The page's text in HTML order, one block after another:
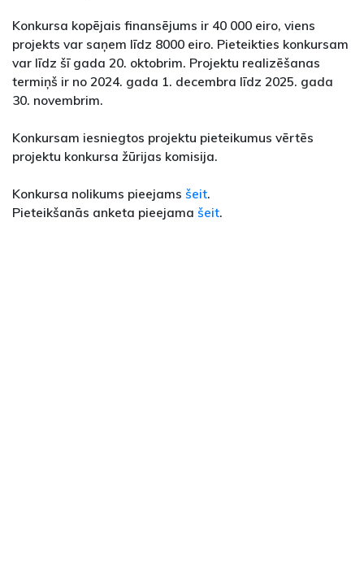
Konkursa kopējais finansējums ir 40 000 eiro, viens
projekts var saņem līdz 8000 eiro. Pieteikties konkursam
var līdz šī gada 20. oktobrim. Projektu realizēšanas
termiņš ir no 2024. gada 1. decembra līdz 2025. gada
30. novembrim.
Konkursam iesniegtos projektu pieteikumus vērtēs
projektu konkursa žūrijas komisija.
Konkursa nolikums pieejams šeit.
Pieteikšanās anketa pieejama šeit.